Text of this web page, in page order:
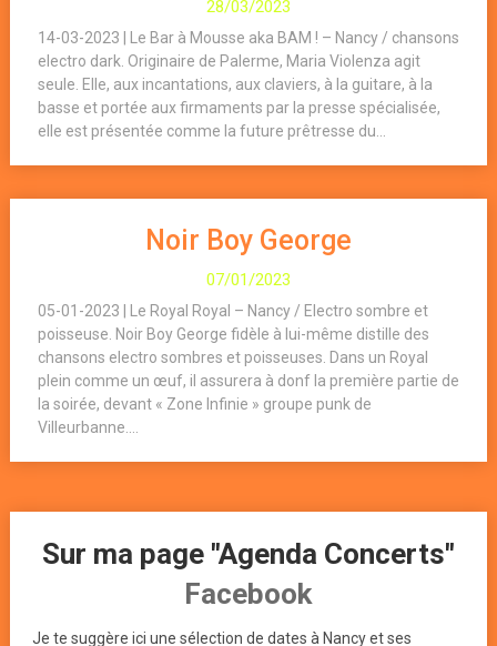
28/03/2023
14-03-2023 | Le Bar à Mousse aka BAM ! – Nancy / chansons
electro dark. Originaire de Palerme, Maria Violenza agit
seule. Elle, aux incantations, aux claviers, à la guitare, à la
basse et portée aux firmaments par la presse spécialisée,
elle est présentée comme la future prêtresse du...
Noir Boy George
07/01/2023
05-01-2023 | Le Royal Royal – Nancy / Electro sombre et
poisseuse. Noir Boy George fidèle à lui-même distille des
chansons electro sombres et poisseuses. Dans un Royal
plein comme un œuf, il assurera à donf la première partie de
la soirée, devant « Zone Infinie » groupe punk de
Villeurbanne....
Sur ma page "Agenda Concerts"
Facebook
Je te suggère ici une sélection de dates à Nancy et ses